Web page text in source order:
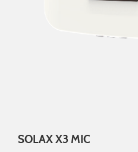
SOLAX X3 MIC